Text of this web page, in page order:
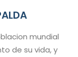
mundial
de su vida, y